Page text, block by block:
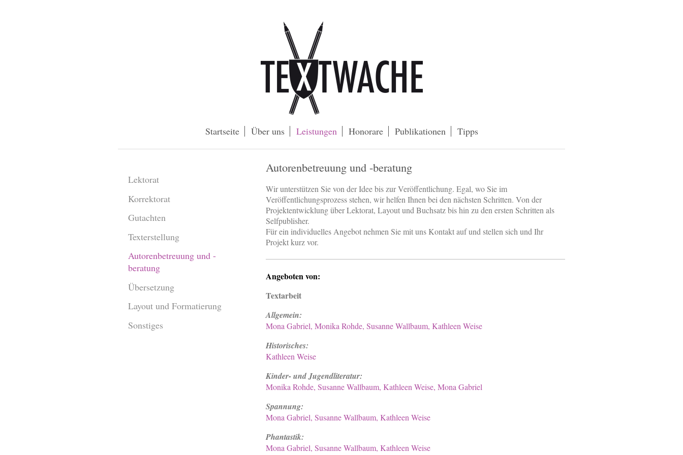
Startseite Über uns Leistungen Honorare Publikationen Tipps
Autorenbetreuung und -beratung
Wir unterstützen Sie von der Idee bis zur Veröffentlichung. Egal, wo Sie im
Veröffentlichungsprozess stehen, wir helfen Ihnen bei den nächsten Schritten. Von der
Projektentwicklung über Lektorat, Layout und Buchsatz bis hin zu den ersten Schritten als
Selfpublisher.
Für ein individuelles Angebot nehmen Sie mit uns Kontakt auf und stellen sich und Ihr
Projekt kurz vor.
Angeboten von:
Textarbeit
Allgemein:
Mona Gabriel, Monika Rohde, Susanne Wallbaum, Kathleen Weise
Historisches:
Kathleen Weise
Kinder- und Jugendliteratur:
Monika Rohde, Susanne Wallbaum, Kathleen Weise, Mona Gabriel
Spannung:
Mona Gabriel, Susanne Wallbaum, Kathleen Weise
Phantastik:
Mona Gabriel, Susanne Wallbaum, Kathleen Weise
Lektorat
Korrektorat
Gutachten
Texterstellung
Autorenbetreuung und -
beratung
Übersetzung
Layout und Formatierung
Sonstiges